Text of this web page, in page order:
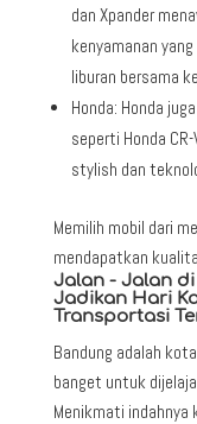
dan Xpander
kenyamanan
liburan bersama
Honda: Honda
seperti Honda
stylish dan
Memilih mobil dari
mendapatkan
Jalan - Jalan
Jadikan Hari
Transportasi
Bandung adalah
banget untuk
Menikmati indahnya